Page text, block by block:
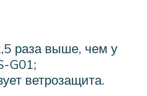
раза выше, чем у
G01;
ветрозащита.